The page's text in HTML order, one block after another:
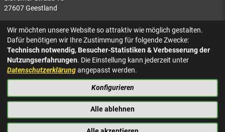
27607 Geestland
Rathaus Bad Bederkesa
Am Markt 8
27624 Geestland
Tel.: 04743 937-2300
KONTAKT
IMPRESSUM
DATENSCHUTZ
BARRIEREFREIHEIT
NACH OBEN
Wir möchten unsere Website so attraktiv wie möglich gestalten.
Dafür benötigen wir Ihre Zustimmung für folgende Zwecke:
Technisch notwendig, Besucher-Statistiken & Verbesserung der
Nutzungserfahrungen. Die Einstellung kann jederzeit unter
Datenschutzerklärungangepasst werden.
Konfigurieren
Alle ablehnen